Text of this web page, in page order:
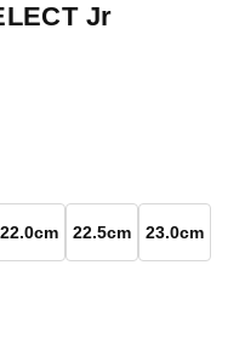
Jr
22.0cm 22.5cm 23.0cm